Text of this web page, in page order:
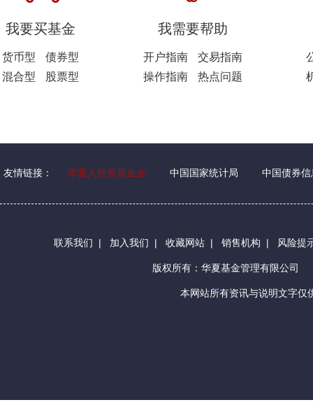
我要买基金
货币型
债券型
混合型
股票型
我需要帮助
开户指南
交易指南
操作指南
热点问题
友情链接： 华夏人慈善基金会 中国国家统计局 中国债券信
联系我们 | 加入我们 | 收藏网站 | 销售机构 | 风险提
版权所有：华夏基金管理有限公司
本网站所有资讯与说明文字仅